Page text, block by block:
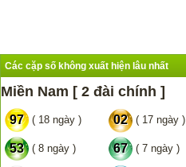
Các cặp số không xuất hiện lâu nhất
Miền Nam [ 2 đài chính ]
97 ( 18 ngày ) 02 ( 17 ngày )
53 ( 8 ngày ) 67 ( 7 ngày )